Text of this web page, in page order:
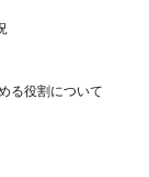
役割について